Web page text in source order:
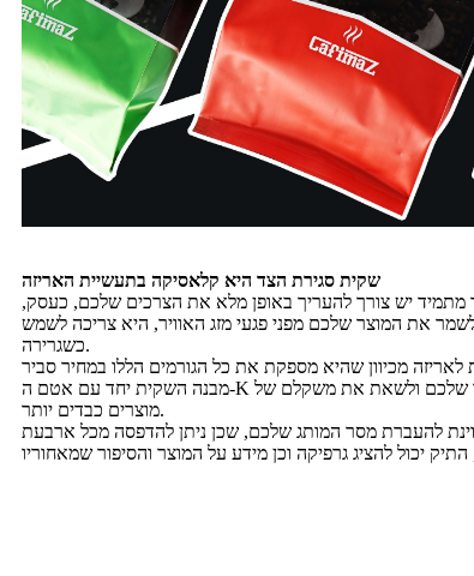
שקית סגירת הצד היא קלאסיקה בתעשיית האריזה
מתמיד יש צורך להעריך באופן מלא את הצרכים שלכם, כעסק,
את המוצר שלכם מפני פגעי מזג האוויר, היא צריכה לשמש
כשגרירה.
מבנה השקית יחד עם אטם ה-K מאפשר לשקית זו להגן באופן מלא על המוצר שלכם ולשאת את משקלם של
מוצרים כבדים יותר.
להעברת מסר המותג שלכם, שכן ניתן להדפסה מכל ארבעת